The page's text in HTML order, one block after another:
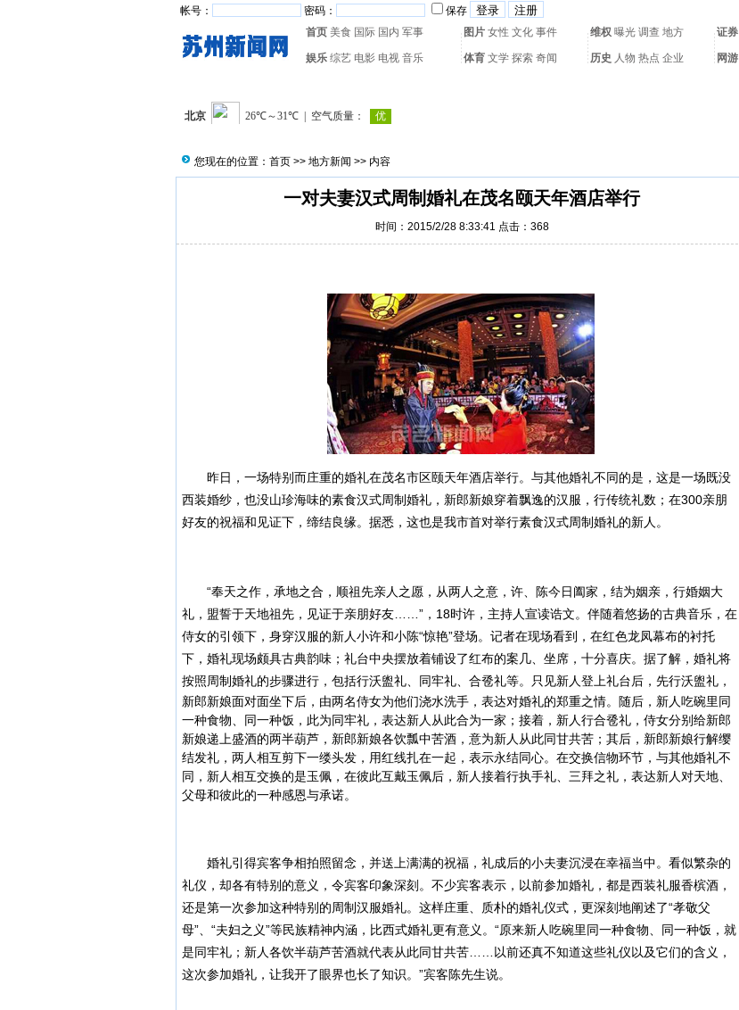
帐号： 密码： 保存
首页 美食 国际 国内 军事 图片 女性 文化 事件 维权 曝光 调查 地方 证券
娱乐 综艺 电影 电视 音乐 体育 文学 探索 奇闻 历史 人物 热点 企业 网游
您现在的位置： 首页 >> 地方新闻 >> 内容
一对夫妻汉式周制婚礼在茂名颐天年酒店举行
时间：2015/2/28 8:33:41 点击： 368
昨日，一场特别而庄重的婚礼在茂名市区颐天年酒店举行。与其他婚礼不同的是，这是一场既没
西装婚纱，也没山珍海味的素食汉式周制婚礼 ，新郎新娘穿着飘逸的汉服，行传统礼数；在300亲朋
好友的祝福和见证下，缔结良缘。据悉，这也是我市首对举行素食汉式周制婚礼的新人。
“奉天之作，承地之合，顺祖先亲人之愿，从两人之意，许、陈今日阖家，结为姻亲，行婚姻大
礼，盟誓于天地祖先，见证于亲朋好友……”，18时许，主持人宣读诰文。伴随着悠扬的古典音乐，在
侍女的引领下，身穿汉服的新人小许和小陈“惊艳”登场。记者在现场看到，在红色龙凤幕布的衬托
下，婚礼现场颇具古典韵味；礼台中央摆放着铺设了红布的案几、坐席，十分喜庆。据了解，婚礼将
按照周制婚礼的步骤进行，包括行沃盥礼、同牢礼、合卺礼等。
只见新人登上礼台后，先行沃盥礼，
新郎新娘面对面坐下后，由两名侍女为他们浇水洗手，表达对婚礼的郑重之情。随后，新人吃碗里同
一种食物、同一种饭，此为同牢礼，表达新人从此合为一家；接着，新人行合卺礼，侍女分别给新郎
新娘递上盛酒的两半葫芦，新郎新娘各饮瓢中苦酒，意为新人从此同甘共苦；其后，新郎新娘行解缨
结发礼，两人相互剪下一缕头发，用红线扎在一起，表示永结同心。在交换信物环节，与其他婚礼不
同，新人相互交换的是玉佩，在彼此互戴玉佩后，新人接着行执手礼、三拜之礼，表达新人对天地、
父母和彼此的一种感恩与承诺。
婚礼引得宾客争相拍照留念，并送上满满的祝福，礼成后的小夫妻沉浸在幸福当中。看似繁杂的
礼仪，却各有特别的意义，令宾客印象深刻。不少宾客表示，以前参加婚礼，都是西装礼服香槟酒，
还是第一次参加这种特别的周制汉服婚礼。这样庄重、质朴的婚礼仪式，更深刻地阐述了“孝敬父
母”、“夫妇之义”等民族精神内涵，比西式婚礼更有意义。“原来新人吃碗里同一种食物、同一种饭，就
是同牢礼；新人各饮半葫芦苦酒就代表从此同甘共苦……以前还真不知道这些礼仪以及它们的含义，
这次参加婚礼，让我开了眼界也长了知识。”宾客陈先生说。